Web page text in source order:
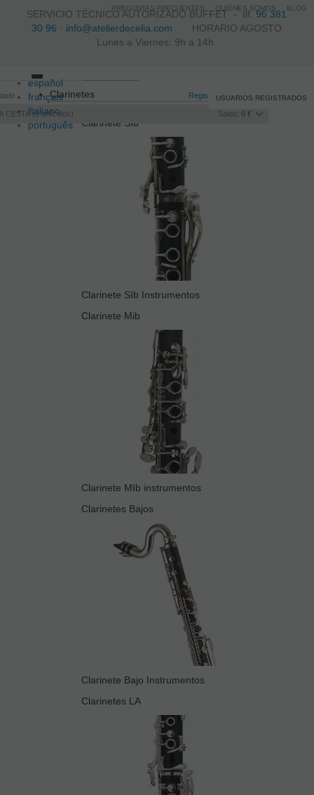
SERVICIO TÉCNICO AUTORIZADO BUFFET -tlf.96 381
30 96 · info@atelierdecelia.com HORARIO AGOSTO
Lunes a Viernes: 9h a 14h
español
français
Italiano
português
Registro /Iniciar sesión
CESTA 0artículos Saldo: 0 €
USUARIOS REGISTRADOS
Toggle
navigation
Clarinetes
Clarinete SIb
Clarinete SIb Instrumentos
Clarinete Mib
Clarinete MIb instrumentos
Clarinetes Bajos
Clarinete Bajo Instrumentos
Clarinetes LA
PREGUNTAS FRECUENTES QUIÉNES SOMOS BLOG